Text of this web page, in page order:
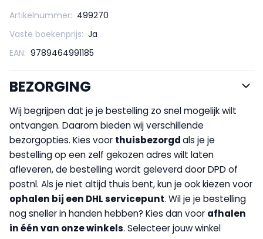
Artikelnummer: 499270
Vaste boekenprijs: Ja
EAN: 9789464991185
BEZORGING
Wij begrijpen dat je je bestelling zo snel mogelijk wilt
ontvangen. Daarom bieden wij verschillende
bezorgopties. Kies voor thuisbezorgdals je je
bestelling op een zelf gekozen adres wilt laten
afleveren, de bestelling wordt geleverd door DPD of
postnl. Als je niet altijd thuis bent, kun je ook kiezen voor
ophalen bij een DHL servicepunt. Wil je je bestelling
nog sneller in handen hebben? Kies dan voor afhalen
in één van onze winkels. Selecteer jouw winkel